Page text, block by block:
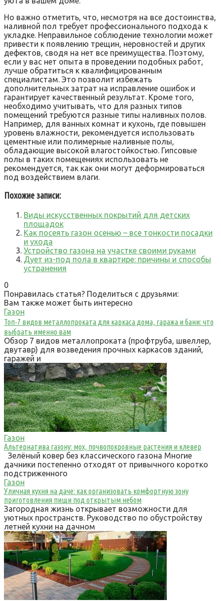
Но важно отметить, что, несмотря на все достоинства,
наливной пол требует профессионального подхода к
укладке. Неправильное соблюдение технологии может
привести к появлению трещин, неровностей и других
дефектов, сводя на нет все преимущества. Поэтому,
если у вас нет опыта в проведении подобных работ,
лучше обратиться к квалифицированным
специалистам. Это позволит избежать
дополнительных затрат на исправление ошибок и
гарантирует качественный результат. Кроме того,
необходимо учитывать, что для разных типов
помещений требуются разные типы наливных полов.
Например, для ванных комнат и кухонь, где повышен
уровень влажности, рекомендуется использовать
цементные или полимерные наливные полы,
обладающие высокой влагостойкостью. Гипсовые
полы в таких помещениях использовать не
рекомендуется, так как они могут деформироваться
под воздействием влаги.
Похожие записи:
Виды искусственных покрытий для детских
площадок
Как посеять газон осенью – все тонкости посадки
и ухода
Устройство газона на участке своими руками
Дует из-под пола в квартире: причины и способы
устранения
0
Понравилась статья? Поделиться с друзьями:
Вам также может быть интересно
Газон
Топ‑7 видов металлопроката для каркаса дома, гаража и бани: что
выбрать именно вам
Обзор 7 видов металлопроката (профтруба, швеллер,
двутавр) для возведения прочных каркасов зданий,
гаражей и
Газон
Альтернатива газону: мох, почвопокровные растения и клевер
Зелёный ковер без классического газона Многие
дачники постепенно отходят от привычного коротко
подстриженного
Газон
Уличная кухня на даче: как организовать комфортную зону
приготовления пищи под открытым небом
Загородная жизнь открывает возможности для
уютных пространств. Руководство по обустройству
летней кухни на дачном